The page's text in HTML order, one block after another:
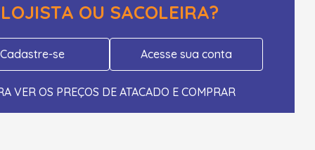
LOJISTA OU SACOLEIRA?
Cadastre-se Acesse sua conta
VER OS PREÇOS DE ATACADO E COMPRAR